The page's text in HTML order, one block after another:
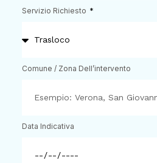
Servizio Richiesto
Comune / Zona Dell’intervento
Data Indicativa